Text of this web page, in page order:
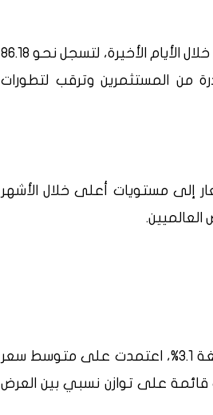
وفي سياق متصل، شهدت أسعار العقود الآجلة لخام برنت تراجعاً خلال الأيام الأخيرة، لتسجل نحو 86.18
من المستثمرين وترقب لتطورات
إلى مستويات أعلى خلال الأشهر
وأشار الصندوق إلى أن توقعاته للنمو الاقتصادي العالمي، البالغة 3.1%، اعتمدت على متوسط سعر
افتراضات قائمة على توازن نسبي بين العرض